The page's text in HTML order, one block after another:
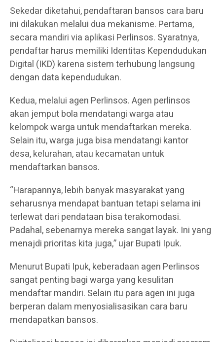
Sekedar diketahui, pendaftaran bansos cara baru
ini dilakukan melalui dua mekanisme. Pertama,
secara mandiri via aplikasi Perlinsos. Syaratnya,
pendaftar harus memiliki Identitas Kependudukan
Digital (IKD) karena sistem terhubung langsung
dengan data kependudukan.
Kedua, melalui agen Perlinsos. Agen perlinsos
akan jemput bola mendatangi warga atau
kelompok warga untuk mendaftarkan mereka.
Selain itu, warga juga bisa mendatangi kantor
desa, kelurahan, atau kecamatan untuk
mendaftarkan bansos.
“Harapannya, lebih banyak masyarakat yang
seharusnya mendapat bantuan tetapi selama ini
terlewat dari pendataan bisa terakomodasi.
Padahal, sebenarnya mereka sangat layak. Ini yang
menajdi prioritas kita juga,” ujar Bupati Ipuk.
Menurut Bupati Ipuk, keberadaan agen Perlinsos
sangat penting bagi warga yang kesulitan
mendaftar mandiri. Selain itu para agen ini juga
berperan dalam menyosialisasikan cara baru
mendapatkan bansos.